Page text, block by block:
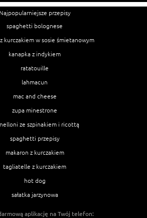
Najpopularniejsze przepisy
spaghetti bolognese
kurczakiem w sosie śmietanowym
kanapka z indykiem
ratatouille
lahmacun
mac and cheese
zupa minestrone
ze szpinakiem i ricottą
spaghetti przepisy
makaron z kurczakiem
tagliatelle z kurczakiem
hot dog
sałatka jarzynowa
aplikację na Twój telefon: